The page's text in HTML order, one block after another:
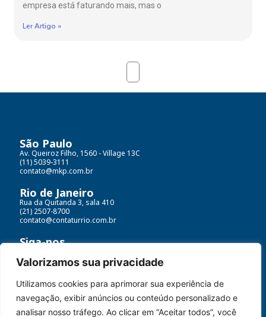
Valorizamos sua privacidade
Utilizamos cookies para aprimorar sua experiência de
navegação, exibir anúncios ou conteúdo personalizado e
analisar nosso tráfego. Ao clicar em “Aceitar todos”, você
empresa está faturando mais, mas o
Ler Artigo »
São Paulo
Av. Queiroz Filho, 1560 - Village 13C
(11) 5039-3111
contato@mkp.com.br
Rio de Janeiro
Rua da Quitanda 3, sala 410
(21) 2507-8700
contato@contaturrio.com.br
Siga-nos
Contatur MKP© Todos os direitos reservados
Políticas de dados e termos de uso